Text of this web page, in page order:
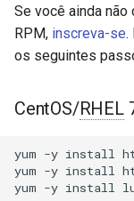
a
n
o
u
access-control
array-var
counter.sync
counter.get
Rocky Linux
Módulos NGINX
RPM
Módulos NGINX
EA4 - Transforme
em uma Potência
Se você ainda
RPM, inscreva-se.
os seguintes
CentOS/RHEL
yum -y install
yum -y install
yum -y install